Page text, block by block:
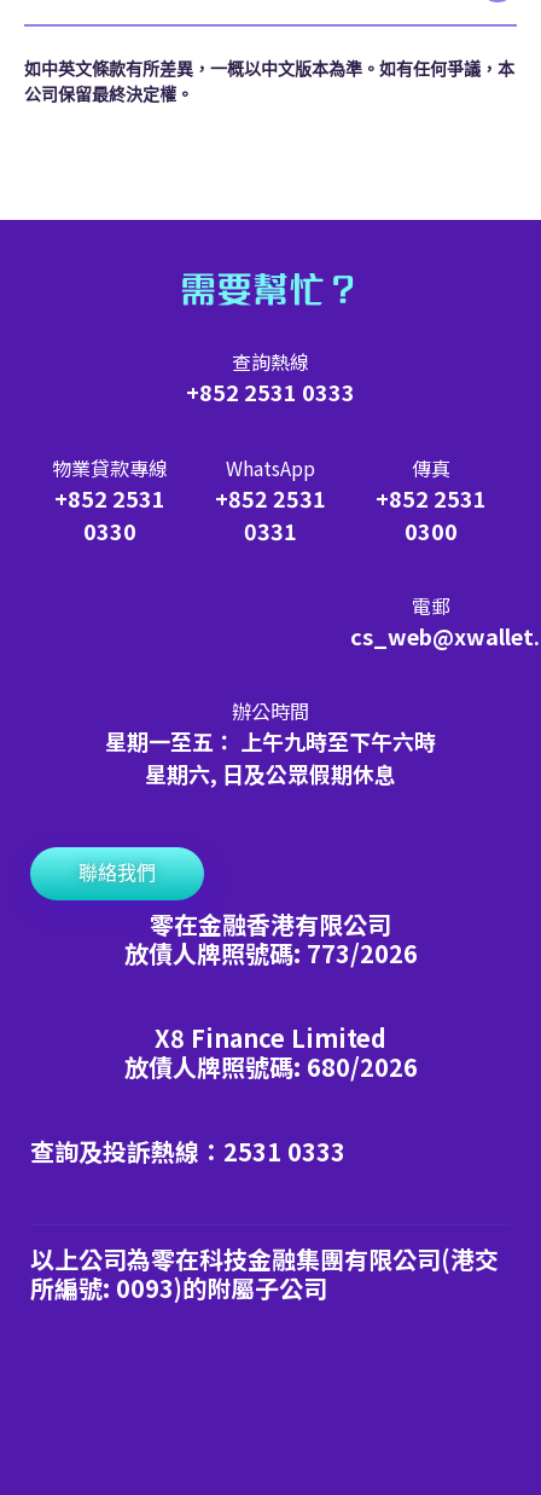
如中英文條款有所差異，一概以中文版本為準。如有任何爭議，本
公司保留最終決定權。
需要幫忙？
查詢熱線
+852 2531 0333
物業貸款專線
+852 2531
0330
WhatsApp
+852 2531
0331
傳真
+852 2531
0300
電郵
辦公時間
星期一至五： 上午九時至下午六時
星期六, 日及公眾假期休息
聯絡我們
零在金融香港有限公司
放債人牌照號碼: 773/2026
X8 Finance Limited
放債人牌照號碼: 680/2026
查詢及投訴熱線：2531 0333
以上公司為零在科技金融集團有限公司(港交
所編號: 0093)的附屬子公司